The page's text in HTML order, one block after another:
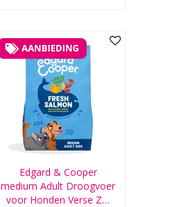
Edgard & Cooper
medium Adult Droogvoer
voor Honden Verse Z…